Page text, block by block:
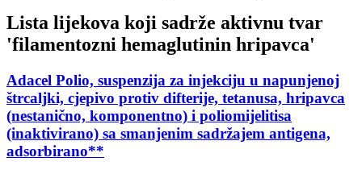
Lista lijekova koji sadrže aktivnu tvar
'filamentozni hemaglutinin hripavca'
Adacel Polio, suspenzija za injekciju u napunjenoj
štrcaljki, cjepivo protiv difterije, tetanusa, hripavca
(nestanično, komponentno) i poliomijelitisa
(inaktivirano) sa smanjenim sadržajem antigena,
adsorbirano**